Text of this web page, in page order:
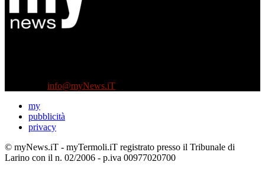
info@myNews.iT
my
pubblicità
privacy
© myNews.iT - myTermoli.iT registrato presso il Tribunale di
Larino con il n. 02/2006 - p.iva 00977020700